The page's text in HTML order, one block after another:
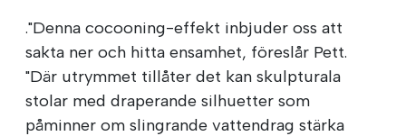
."Denna cocooning-effekt inbjuder oss att
sakta ner och hitta ensamhet, föreslår Pett.
"Där utrymmet tillåter det kan skulpturala
stolar med draperande silhuetter som
påminner om slingrande vattendrag stärka